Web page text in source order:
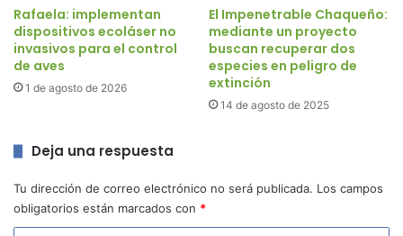
Rafaela: implementan
dispositivos ecoláser no
invasivos para el control
de aves
1 de agosto de 2026
El Impenetrable Chaqueño:
mediante un proyecto
buscan recuperar dos
especies en peligro de
extinción
14 de agosto de 2025
Deja una respuesta
Tu dirección de correo electrónico no será publicada. Los campos
obligatorios están marcados con *